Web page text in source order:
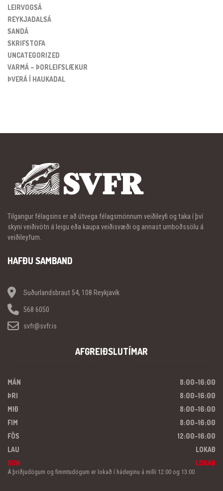
LEIRVOGSÁ
REYKJADALSÁ
SANDÁ
SKRIFSTOFA
UNCATEGORIZED
VARMÁ – ÞORLEIFSLÆKUR
ÞVERÁ Í HAUKADAL
Tilgangur félagsins er að útvega félagsmönnum veiðileyfi og taka í því
skyni veiðivötn á leigu eða kaupa veiðisvæði og annast umboðssölu á
veiðileyfum.
HAFÐU SAMBAND
Suðurlandsbraut 54, 108 Reykjavík
568 6050
svfr@svfr.is
AFGREIÐSLUTÍMAR
MÁN
8:00-16:00
ÞRI
8:00-16:00
MIÐ
8:00-16:00
FIM
8:00-16:00
FÖS
12:00-16:00
LAU
LOKAÐ
SUN
LOKAÐ
Á þriðjudögum og fimmtudögum er lokað í hádeginu á milli 12:00 og 13:00